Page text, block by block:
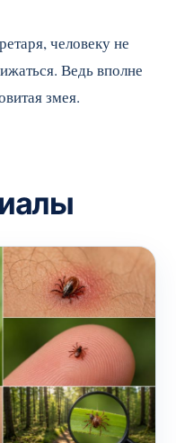
человеку не
Ведь вполне
змея.